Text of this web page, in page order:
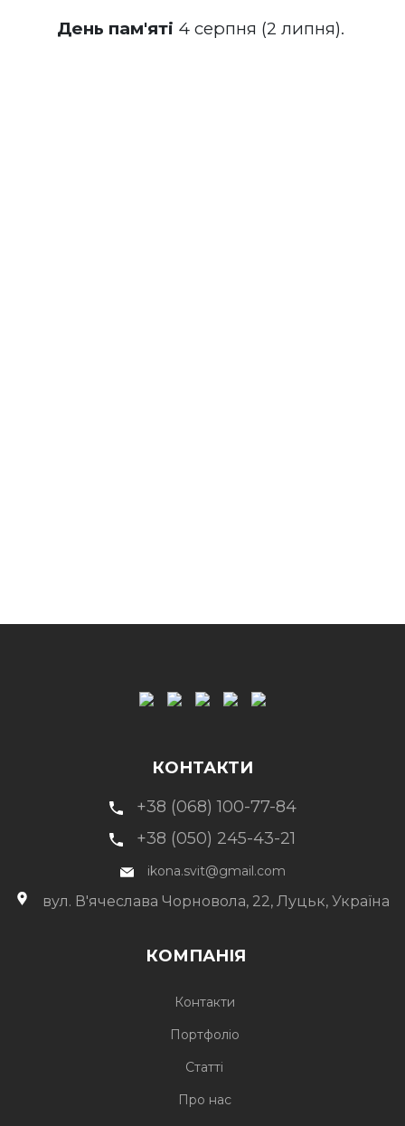
День пам'яті 4 серпня (2 липня).
КОМПАНІЯ
Контакти
Портфоліо
Статті
Про нас
КОНТАКТИ
+38 (068) 100-77-84
+38 (050) 245-43-21
ikona.svit@gmail.com
вул. В'ячеслава Чорновола, 22, Луцьк, Україна